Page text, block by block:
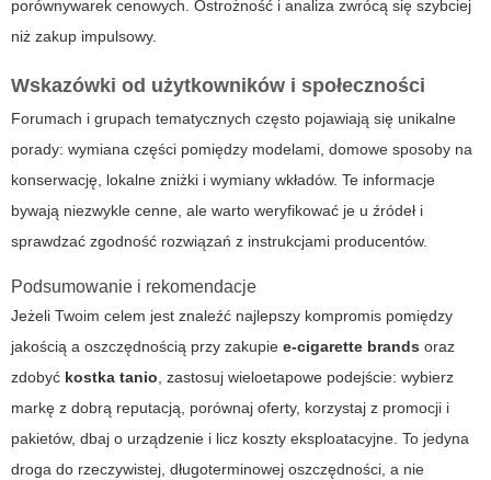
porównywarek cenowych. Ostrożność i analiza zwrócą się szybciej
niż zakup impulsowy.
Wskazówki od użytkowników i społeczności
Forumach i grupach tematycznych często pojawiają się unikalne
porady: wymiana części pomiędzy modelami, domowe sposoby na
konserwację, lokalne zniżki i wymiany wkładów. Te informacje
bywają niezwykle cenne, ale warto weryfikować je u źródeł i
sprawdzać zgodność rozwiązań z instrukcjami producentów.
Podsumowanie i rekomendacje
Jeżeli Twoim celem jest znaleźć najlepszy kompromis pomiędzy
jakością a oszczędnością przy zakupie e-cigarette brands oraz
zdobyć kostka tanio, zastosuj wieloetapowe podejście: wybierz
markę z dobrą reputacją, porównaj oferty, korzystaj z promocji i
pakietów, dbaj o urządzenie i licz koszty eksploatacyjne. To jedyna
droga do rzeczywistej, długoterminowej oszczędności, a nie